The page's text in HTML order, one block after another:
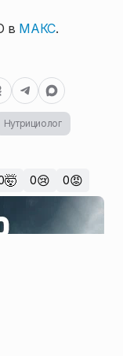
в МАКС.
Нутрициолог
🤯 0😢 0😡